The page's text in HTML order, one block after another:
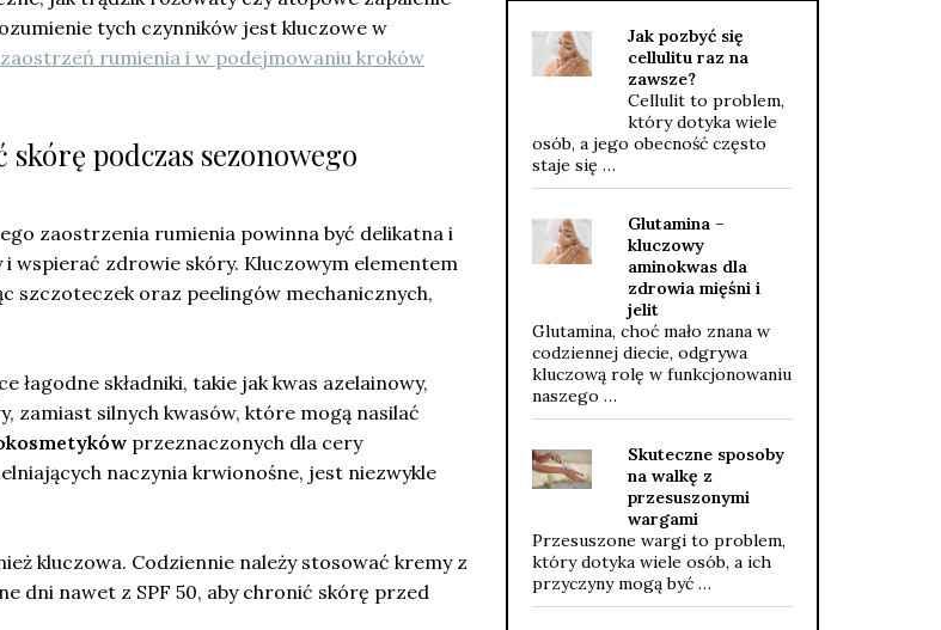
tych czynników jest kluczowe w
rumienia i w podejmowaniu kroków
podczas sezonowego
zaostrzenia rumienia powinna być delikatna i
i wspierać zdrowie skóry. Kluczowym elementem
szczoteczek oraz peelingów mechanicznych,
łagodne składniki, takie jak kwas azelainowy,
zamiast silnych kwasów, które mogą nasilać
przeznaczonych dla cery
naczynia krwionośne, jest niezwykle
kluczowa. Codziennie należy stosować kremy z
dni nawet z SPF 50, aby chronić skórę przed
Jak pozbyć się
cellulitu raz na
zawsze?
Cellulit to problem,
który dotyka wiele
osób, a jego obecność często
staje się …
Glutamina –
kluczowy
aminokwas dla
zdrowia mięśni i
jelit
Glutamina, choć mało znana w
codziennej diecie, odgrywa
kluczową rolę w funkcjonowaniu
naszego …
Skuteczne sposoby
na walkę z
przesuszonymi
wargami
Przesuszone wargi to problem,
który dotyka wiele osób, a ich
przyczyny mogą być …